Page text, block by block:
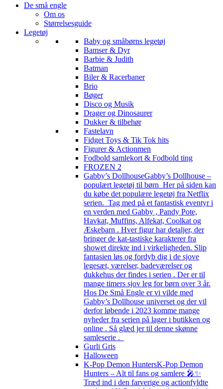
De små engle
Om os
Størrelsesguide
Legetøj
Baby og småbørns legetøj
Bamser & Dyr
Barbie & Judith
Batman
Biler & Racerbaner
Brio
Bøger
Disco og Musik
Drager og Dinosaurer
Dukker & tilbehør
Fastelavn
Fidget Toys & Tik Tok hits
Figurer & Actionmen
Fodbold samlekort & Fodbold ting
FROZEN 2
Gabby’s DollhouseGabby’s Dollhouse –
populært legetøj til børn Her på siden kan
du købe det populære legetøj fra Netflix
serien. Tag med på et fantastisk eventyr i
en verden med Gabby , Pandy Pote,
Havkat, Muffins, Alfekat, Coolkat og
Æskebarn . Hver figur har detaljer, der
bringer de kat-tastiske karakterer fra
showet direkte ind i virkeligheden. Slip
fantasien løs og fordyb dig i de sjove
legesæt, værelser, badeværelser og
dukkehus der findes i serien . Der er til
mange timers sjov leg for børn over 3 år.
Hos De Små Engle er vi vilde med
Gabby’s Dollhouse universet og der vil
derfor løbende i 2023 komme mange
nyheder fra serien på lager i butikken og
online . Så glæd jer til denne skønne
samleserie .
Gurli Gris
Halloween
K-Pop Demon HuntersK-Pop Demon
Hunters – Alt til fans og samlere 🎤✨
Træd ind i den farverige og actionfyldte